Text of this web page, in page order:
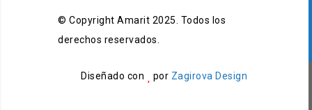
© Copyright Amarit 2025. Todos los
derechos reservados.
Diseñado con por Zagirova Design